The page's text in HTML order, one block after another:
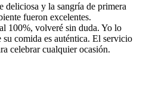
deliciosa y la sangría de primera
fueron excelentes.
100%, volveré sin duda. Yo lo
comida es auténtica. El servicio
celebrar cualquier ocasión.